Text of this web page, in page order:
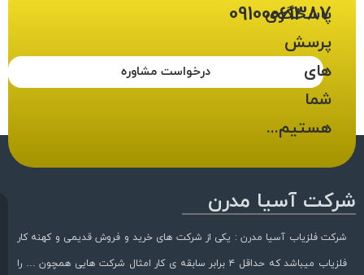
درخواست مشاوره
پاسخگوی
پرسش
های
شما
هستیم...
09100061387
شرکت آسیا مدرن
شرکت فلزیاب آسیا مدرن : یکی از شرکت های خرید و فروش قدیمی و کهنه کار
فلزیاب میباشد که حداقل ۴ برابر سابقه ی کار امثال شرکت هایی همچون … را